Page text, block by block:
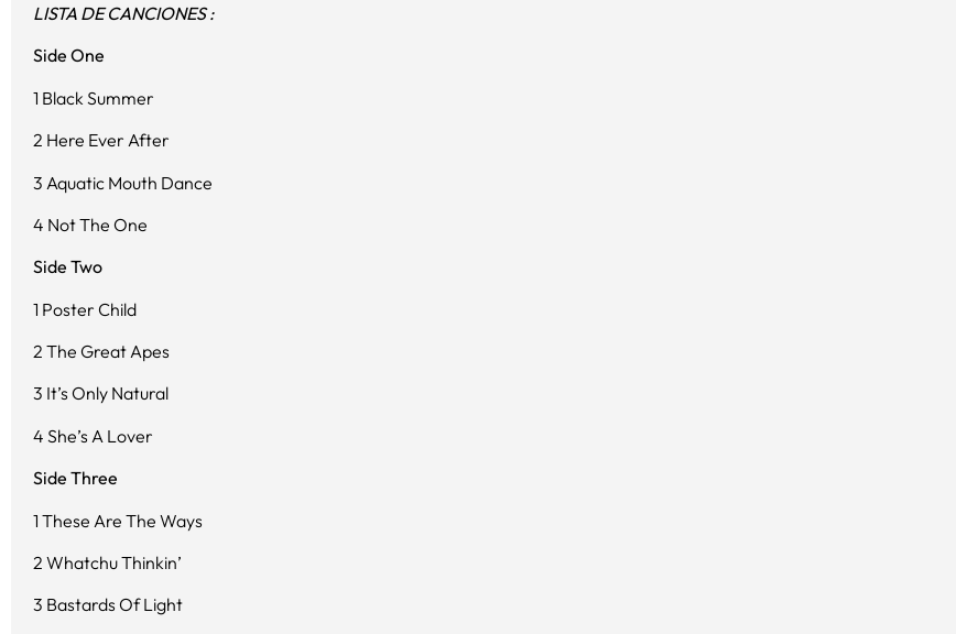
LISTA DE CANCIONES :
Side One
1 Black Summer
2 Here Ever After
3 Aquatic Mouth Dance
4 Not The One
Side Two
1 Poster Child
2 The Great Apes
3 It’s Only Natural
4 She’s A Lover
Side Three
1 These Are The Ways
2 Whatchu Thinkin’
3 Bastards Of Light